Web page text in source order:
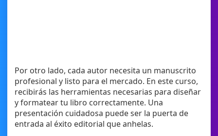
Por otro lado, cada autor necesita un manuscrito
profesional y listo para el mercado. En este curso,
recibirás las herramientas necesarias para diseñar
y formatear tu libro correctamente. Una
presentación cuidadosa puede ser la puerta de
entrada al éxito editorial que anhelas.